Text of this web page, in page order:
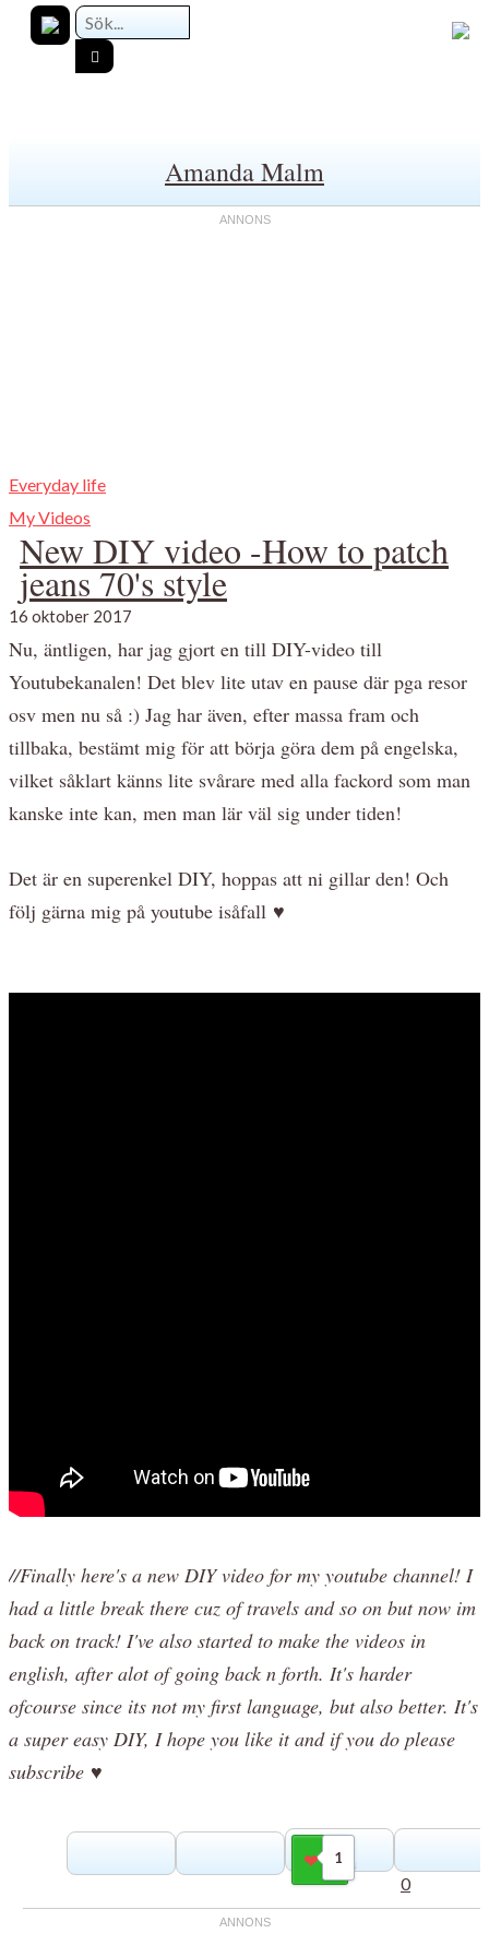
Amanda Malm
Everyday life
My Videos
New DIY video -How to patch
jeans 70's style
16 oktober 2017
Nu, äntligen, har jag gjort en till DIY-video till
Youtubekanalen! Det blev lite utav en pause där pga resor
osv men nu så :) Jag har även, efter massa fram och
tillbaka, bestämt mig för att börja göra dem på engelska,
vilket såklart känns lite svårare med alla fackord som man
kanske inte kan, men man lär väl sig under tiden!
Det är en superenkel DIY, hoppas att ni gillar den! Och
följ gärna mig på youtube isåfall ♥
//Finally here's a new DIY video for my youtube channel! I
had a little break there cuz of travels and so on but now im
back on track! I've also started to make the videos in
english, after alot of going back n forth. It's harder
ofcourse since its not my first language, but also better. It's
a super easy DIY, I hope you like it and if you do please
subscribe ♥
1
Gilla
0